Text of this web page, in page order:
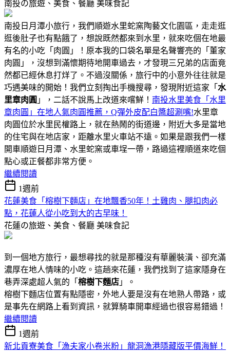
南投の旅遊、美食、餐廳 美味食記
南投日月潭小旅行，我們順遊水里蛇窯陶藝文化園區，走走逛
逛後肚子也有點餓了，想說既然都來到水里，就來吃個在地最
有名的小吃「肉圓」！原本我的口袋名單是名聲響亮的「董家
肉圓」，沒想到滿懷期待地開車過去，才發現三兄弟的店面竟
然都已經休息打烊了。不過沒關係，旅行中的小意外往往就是
巧遇美味的開始！我們立刻掏出手機搜尋，發現附近這家「 水
里章肉圓 」，二話不說馬上改道來嚐鮮！ 南投水里美食「水里
章肉圓」在地人氣肉圓推薦，Q彈外皮配白醬超涮嘴!水里章
肉圓位於水里民權路上，就在熱鬧的街道邊，附近大多是當地
的住宅與在地店家，距離水里火車站不遠。如果是跟我們一樣
開車順遊日月潭、水里蛇窯或車埕一帶，路過這裡順道來吃個
點心或正餐都非常方便。
繼續閱讀
1週前
花蓮美食「榕樹下麵店」在地飄香50年！土雞肉、腿扣肉必
點，花蓮人從小吃到大的古早味！
花蓮の旅遊、美食、餐廳 美味食記
到一個地方旅行，最想尋找的就是那種沒有華麗裝潢、卻充滿
濃厚在地人情味的小吃。這趟來花蓮，我們找到了這家隱身在
巷弄深處超人氣的「 榕樹下麵店 」。
榕樹下麵店位置有點隱密，外地人要是沒有在地熟人帶路，或
是事先在網路上看到資訊，就算騎車開車經過也很容易錯過！
繼續閱讀
1週前
新北貢寮美食「漁夫家小卷米粉」龍洞漁港隱藏版平價海鮮！